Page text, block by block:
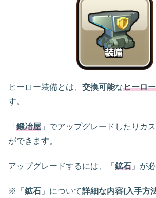
ヒーロー装備とは、 交換可能なヒーロ
す。
「 鍛冶屋 」でアップグレードしたりカ
ができます。
アップグレードするには、「 鉱石 」が
※「 鉱石 」について詳細な内容(入手方